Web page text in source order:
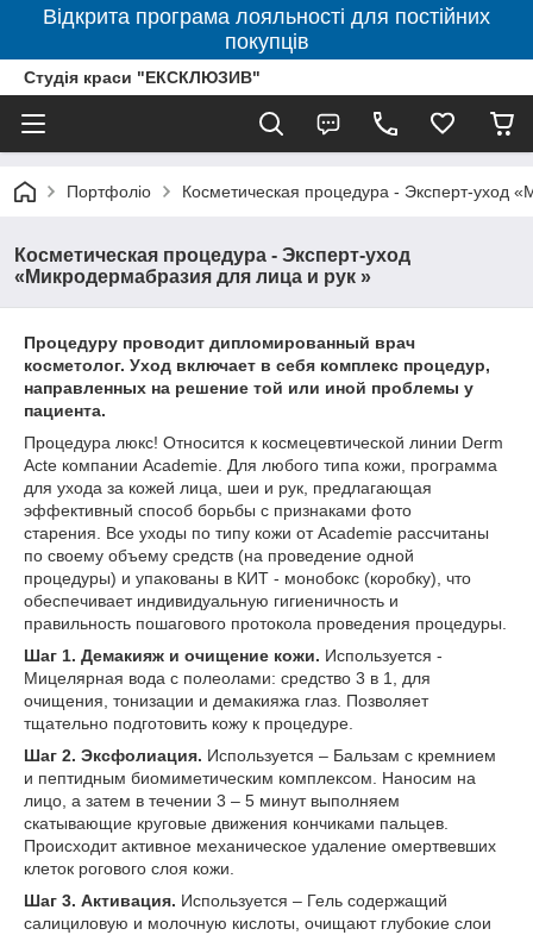
Відкрита програма лояльності для постійних
покупців
Студія краси "ЕКСКЛЮЗИВ"
Портфоліо Косметическая процедура - Эксперт-уход
Косметическая процедура - Эксперт-уход
«Микродермабразия для лица и рук »
Процедуру проводит дипломированный врач
косметолог. Уход включает в себя комплекс процедур,
направленных на решение той или иной проблемы у
пациента.
Процедура люкс! Относится к космецевтической линии Derm
Acte компании Academie. Для любого типа кожи, программа
для ухода за кожей лица, шеи и рук, предлагающая
эффективный способ борьбы с признаками фото
старения. Все уходы по типу кожи от Academie рассчитаны
по своему объему средств (на проведение одной
процедуры) и упакованы в КИТ - монобокс (коробку), что
обеспечивает индивидуальную гигиеничность и
правильность пошагового протокола проведения процедуры.
Шаг 1. Демакияж и очищение кожи. Используется -
Мицелярная вода с полеолами: средство 3 в 1, для
очищения, тонизации и демакияжа глаз. Позволяет
тщательно подготовить кожу к процедуре.
Шаг 2. Эксфолиация. Используется – Бальзам с кремнием
и пептидным биомиметическим комплексом. Наносим на
лицо, а затем в течении 3 – 5 минут выполняем
скатывающие круговые движения кончиками пальцев.
Происходит активное механическое удаление омертвевших
клеток рогового слоя кожи.
Шаг 3. Активация. Используется – Гель содержащий
салициловую и молочную кислоты, очищают глубокие слои